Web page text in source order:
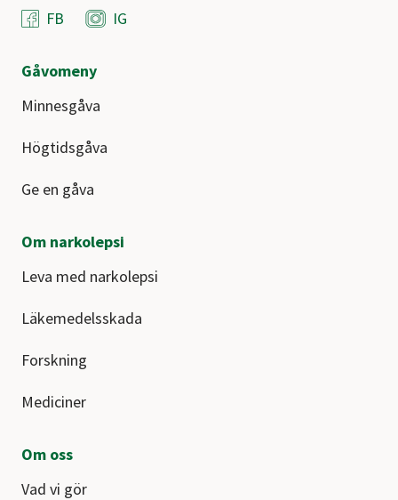
FB IG
Gåvomeny
Minnesgåva
Högtidsgåva
Ge en gåva
Om narkolepsi
Leva med narkolepsi
Läkemedelsskada
Forskning
Mediciner
Om oss
Vad vi gör